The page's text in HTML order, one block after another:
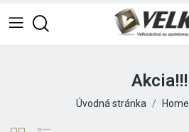
Akcia!!!
Úvodná stránka Home